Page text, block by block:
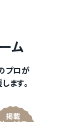
ム
プロが
ます。